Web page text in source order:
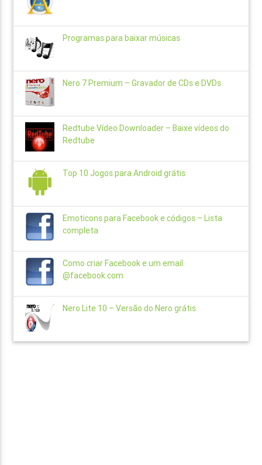
Programas para baixar músicas
Nero 7 Premium – Gravador de CDs e DVDs
Redtube Vídeo Downloader – Baixe vídeos do
Redtube
Top 10 Jogos para Android grátis
Emoticons para Facebook e códigos – Lista
completa
Como criar Facebook e um email
@facebook.com
Nero Lite 10 – Versão do Nero grátis